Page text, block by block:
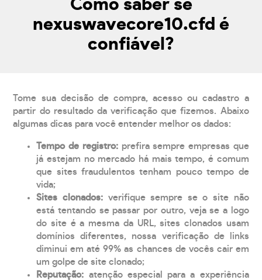
Como saber se
nexuswavecore10.cfd é
confiável?
Tome sua decisão de compra, acesso ou cadastro a
partir do resultado da verificação que fizemos. Abaixo
algumas dicas para você entender melhor os dados:
Tempo de registro: prefira sempre empresas que
já estejam no mercado há mais tempo, é comum
que sites fraudulentos tenham pouco tempo de
vida;
Sites clonados: verifique sempre se o site não
está tentando se passar por outro, veja se a logo
do site é a mesma da URL, sites clonados usam
domínios diferentes, nossa verificação de links
diminui em até 99% as chances de vocês cair em
um golpe de site clonado;
Reputação: atenção especial para a experiência